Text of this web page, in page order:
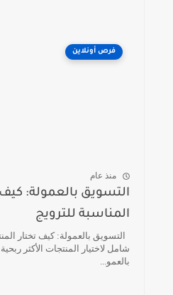
فرص أونلاين
منذ عام
التسويق بالعمولة: كيف
المناسبة للترويج
التسويق بالعمولة: كيف تختار
شامل لاختيار المنتجات الأكثر
بالعمو...